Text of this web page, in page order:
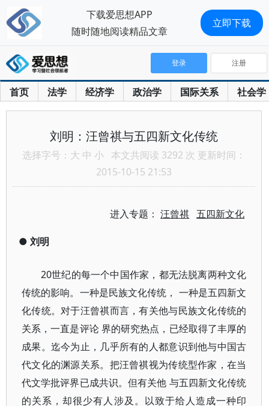
首页 法学 经济学 政治学 国际关系 社会学
登录 注册
刘明：汪曾祺与五四新文化传统
选择字号： 大 中 小 本文共阅读 3292 次 更新时间：
2015-10-15 21:53
进入专题：汪曾祺 五四新文化
● 刘明
20世纪的每一个中国作家，都无法脱离两种文化
传统的影响。一种是民族文化传统， 一种是五四新文
化传统。对于汪曾祺而言，有关他与民族文化传统的
关系，一直是评论 界的研究热点，已经取得了丰厚的
成果。迄今为止，几乎所有的人都意识到他与中国古
代文化的渊源关系。把汪曾祺视为传统型作家，在当
代文学批评界已成共识。但有关他 与五四新文化传统
的关系，却很少有人涉及。以致于给人造成一种印
下载爱思想APP
随时随地阅读精品文章
立即下载